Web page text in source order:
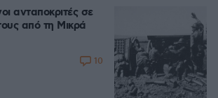
ανταποκριτές σε
από τη Μικρά
10